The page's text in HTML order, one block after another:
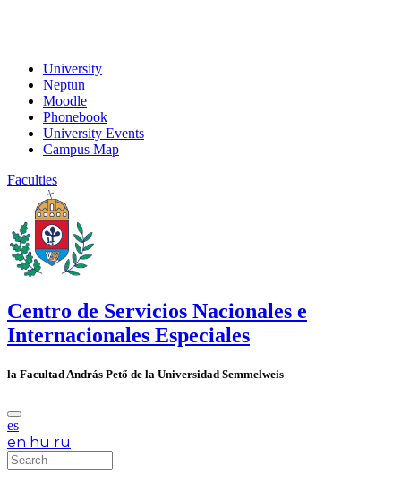
University
Neptun
Moodle
Phonebook
University Events
Campus Map
Faculties
Centro de Servicios Nacionales e
Internacionales Especiales
la Facultad András Pető de la Universidad Semmelweis
es
en hu ru